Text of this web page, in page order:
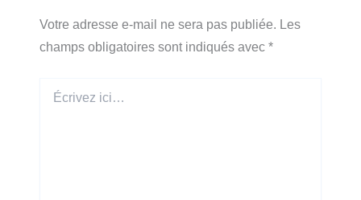
Votre adresse e-mail ne sera pas publiée. Les
champs obligatoires sont indiqués avec *
ici…